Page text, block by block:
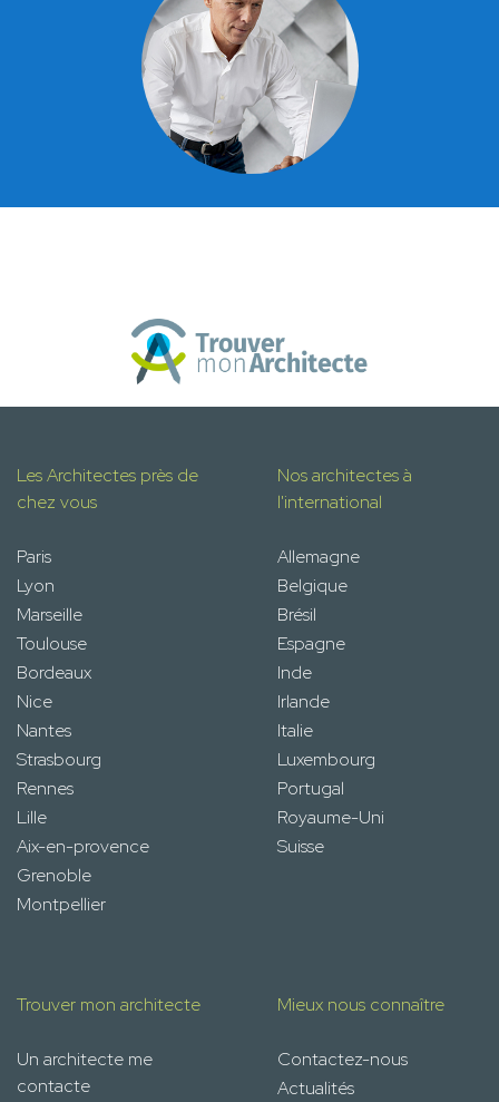
Les Architectes près de
chez vous
Paris
Lyon
Marseille
Toulouse
Bordeaux
Nice
Nantes
Strasbourg
Rennes
Lille
Aix-en-provence
Grenoble
Montpellier
Nos architectes à
l'international
Allemagne
Belgique
Brésil
Espagne
Inde
Irlande
Italie
Luxembourg
Portugal
Royaume-Uni
Suisse
Trouver mon architecte
Un architecte me
contacte
Mieux nous connaître
Contactez-nous
Actualités